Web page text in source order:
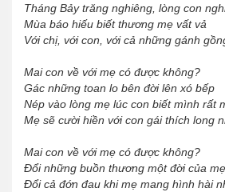
Tháng Bảy trăng nghiêng, lòng con
Mùa báo hiếu biết thương mẹ vất vả
Với chị, với con, với cả những gánh
Mai con về với mẹ có được không?
Gác những toan lo bên đời lên xó bếp
Nép vào lòng mẹ lúc con biết mình rất
Mẹ sẽ cười hiền với con gái thích long
Mai con về với mẹ có được không?
Đổi những buồn thương một đời của mẹ
Đổi cả đớn đau khi mẹ mang hình hài